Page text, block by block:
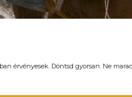
érvényesek. Döntsd gyorsan. Ne